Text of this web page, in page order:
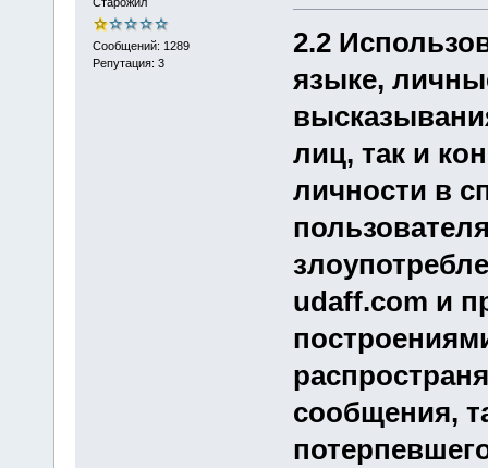
Сообщений: 1289
Репутация: 3
2.2
языке,
лиц, так и
личности в
udaff.com и
сообщения,